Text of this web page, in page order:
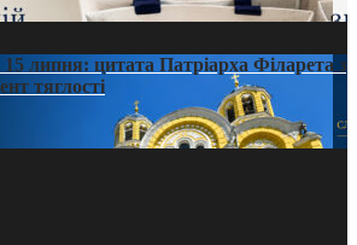
липня: цитата Патріарха Філарета з
тяглості